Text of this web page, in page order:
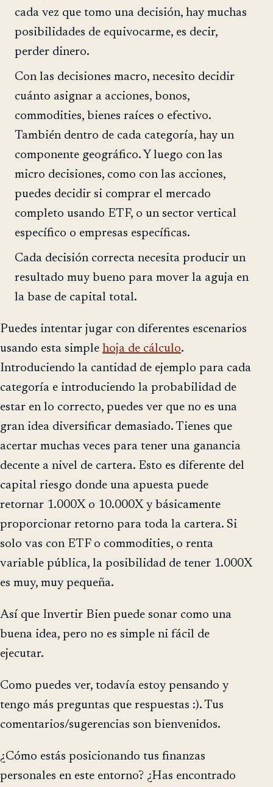
cada vez que tomo una decisión, hay muchas
posibilidades de equivocarme, es decir,
perder dinero.
Con las decisiones macro, necesito decidir
cuánto asignar a acciones, bonos,
commodities, bienes raíces o efectivo.
También dentro de cada categoría, hay un
componente geográfico. Y luego con las
micro decisiones, como con las acciones,
puedes decidir si comprar el mercado
completo usando ETF, o un sector vertical
específico o empresas específicas.
Cada decisión correcta necesita producir un
resultado muy bueno para mover la aguja en
la base de capital total.
Puedes intentar jugar con diferentes escenarios
usando esta simple hoja de cálculo.
Introduciendo la cantidad de ejemplo para cada
categoría e introduciendo la probabilidad de
estar en lo correcto, puedes ver que no es una
gran idea diversificar demasiado. Tienes que
acertar muchas veces para tener una ganancia
decente a nivel de cartera. Esto es diferente del
capital riesgo donde una apuesta puede
retornar 1.000X o 10.000X y básicamente
proporcionar retorno para toda la cartera. Si
solo vas con ETF o commodities, o renta
variable pública, la posibilidad de tener 1.000X
es muy, muy pequeña.
Así que Invertir Bien puede sonar como una
buena idea, pero no es simple ni fácil de
ejecutar.
Como puedes ver, todavía estoy pensando y
tengo más preguntas que respuestas :). Tus
comentarios/sugerencias son bienvenidos.
¿Cómo estás posicionando tus finanzas
personales en este entorno? ¿Has encontrado